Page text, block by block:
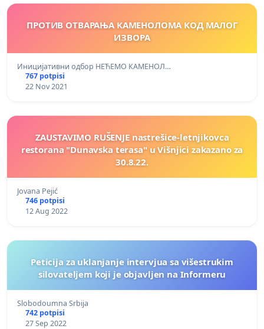
ПРОТИВ ОТВАРАЊА КАМЕНОЛОМА КОД МАЛОГ
ИЗВОРА
Иницијативни одбор НЕЋЕМО КАМЕНОЛ…
767 potpisi
22 Nov 2021
ZAUSTAVIMO RUŠENJE nastrešice-letnjikovca
restorana "Dunavska terasa" u Višnjici zakazano za
30.8.22.
Jovana Pejić
746 potpisi
12 Aug 2022
Peticija za uklanjanje intervjua sa višestrukim
silovateljem koji je objavljen na Informeru
Slobodoumna Srbija
742 potpisi
27 Sep 2022